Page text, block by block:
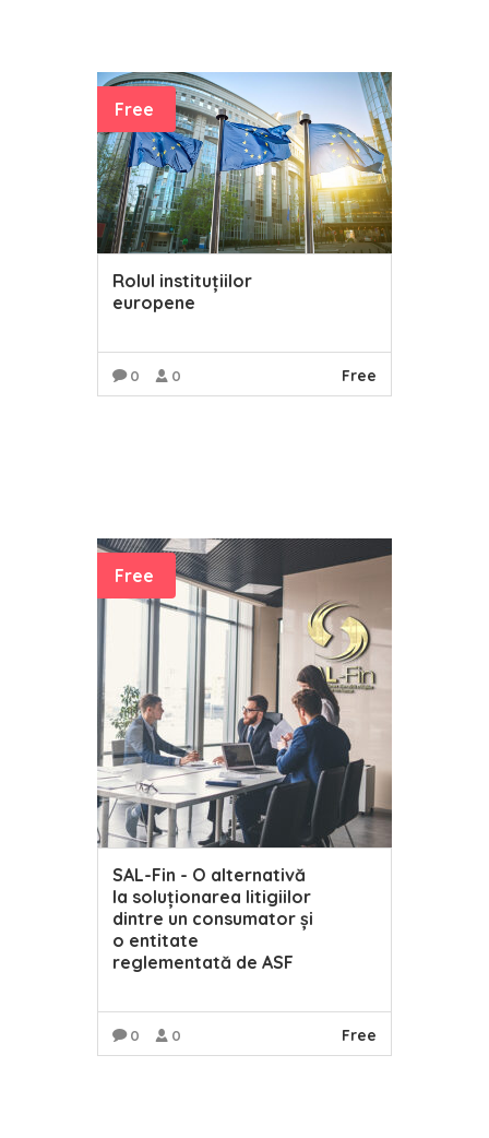
Free
Rolul instituțiilor
europene
0 0 Free
Free
SAL-Fin - O alternativă
la soluționarea litigiilor
dintre un consumator și
o entitate
reglementată de ASF
0 0 Free